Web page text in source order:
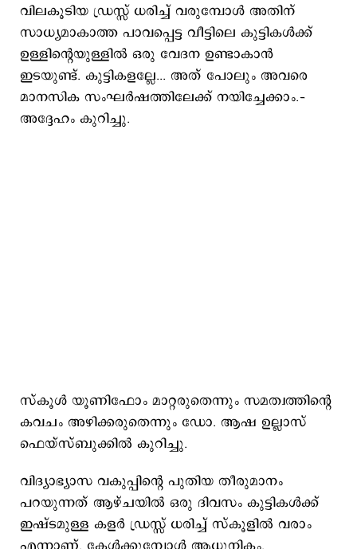
വിലകൂടിയ ഡ്രസ്സ് ധരിച്ച് വരുമ്പോൾ അതിന്
സാധ്യമാകാത്ത പാവപ്പെട്ട വീട്ടിലെ കുട്ടികൾക്ക്
ഉള്ളിന്റെയുള്ളിൽ ഒരു വേദന ഉണ്ടാകാൻ
ഇടയുണ്ട്. കുട്ടികളല്ലേ... അത് പോലും അവരെ
മാനസിക സംഘർഷത്തിലേക്ക് നയിച്ചേക്കാം.–
അദ്ദേഹം കുറിച്ചു.
സ്കൂൾ യൂണിഫോം മാറ്റരുതെന്നും സമത്വത്തിന്റെ
കവചം അഴിക്കരുതെന്നും ഡോ. ആഷ ഉല്ലാസ്
ഫെയ്സ്ബുക്കില്‍ കുറിച്ചു.
വിദ്യാഭ്യാസ വകുപ്പിന്റെ പുതിയ തീരുമാനം
പറയുന്നത് ആഴ്ചയിൽ ഒരു ദിവസം കുട്ടികൾക്ക്
ഇഷ്ടമുള്ള കളർ ഡ്രസ്സ് ധരിച്ച് സ്കൂളിൽ വരാം